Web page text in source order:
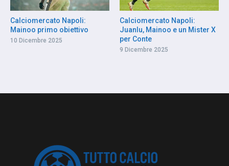
Calciomercato Napoli:
Mainoo primo obiettivo
10 Dicembre 2025
Calciomercato Napoli:
Juanlu, Mainoo e un Mister X
per Conte
9 Dicembre 2025